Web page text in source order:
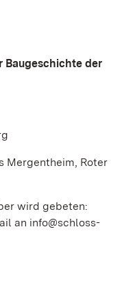
Baugeschichte der
Mergentheim, Roter
wird gebeten:
an info@schloss-